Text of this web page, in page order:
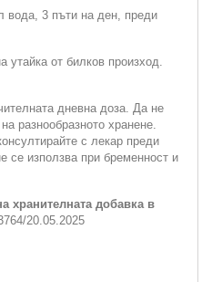
вода, 3 пъти на ден, преди
от билков произход.
дневна доза. Да не
разнообразното хранене.
с лекар преди
се използва при бременност и
хранителната добавка в
20.05.2025